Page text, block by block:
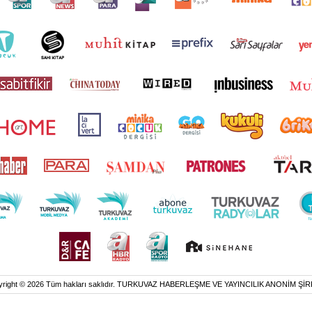
© 2026 Tüm hakları saklıdır. TURKUVAZ HABERLEŞME VE YAYINCILIK ANONİM